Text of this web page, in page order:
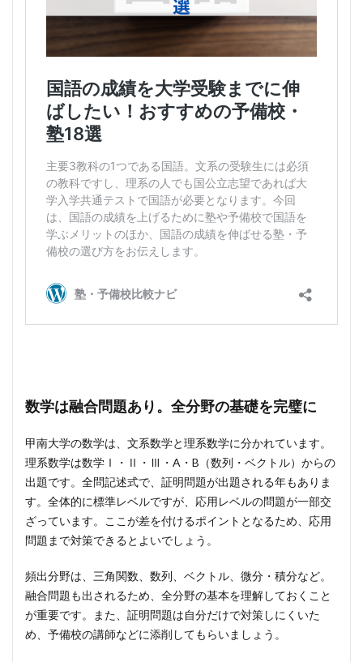
数学は融合問題あり。全分野の基礎を完璧に
甲南大学の数学は、文系数学と理系数学に分かれています。
理系数学は数学Ⅰ・Ⅱ・Ⅲ・A・B（数列・ベクトル）からの
出題です。全問記述式で、証明問題が出題される年もありま
す。全体的に標準レベルですが、応用レベルの問題が一部交
ざっています。ここが差を付けるポイントとなるため、応用
問題まで対策できるとよいでしょう。
頻出分野は、三角関数、数列、ベクトル、微分・積分など。
融合問題も出されるため、全分野の基本を理解しておくこと
が重要です。また、証明問題は自分だけで対策しにくいた
め、予備校の講師などに添削してもらいましょう。